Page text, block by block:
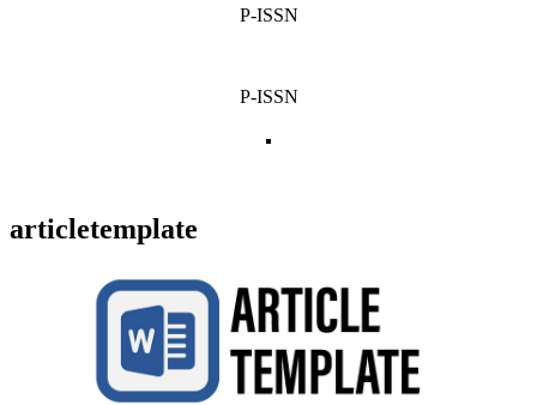
P-ISSN
P-ISSN
articletemplate